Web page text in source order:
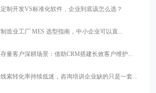
定制开发VS标准化软件，企业到底该怎么选？
制造业工厂 MES 选型指南，中小企业可以直...
存量客户深耕场景：借助CRM搭建长效客户维护...
线索转化率持续低迷，咨询培训企业缺的只是一套...